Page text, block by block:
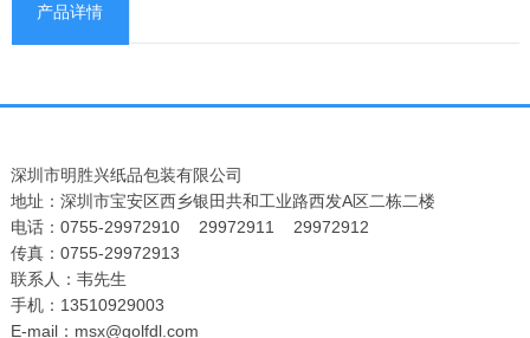
产品详情
深圳市明胜兴纸品包装有限公司
地址：深圳市宝安区西乡银田共和工业路西发A区二栋二楼
电话：0755-29972910 29972911 29972912
传真：0755-29972913
联系人：韦先生
手机：13510929003
E-mail：msx@golfdl.com